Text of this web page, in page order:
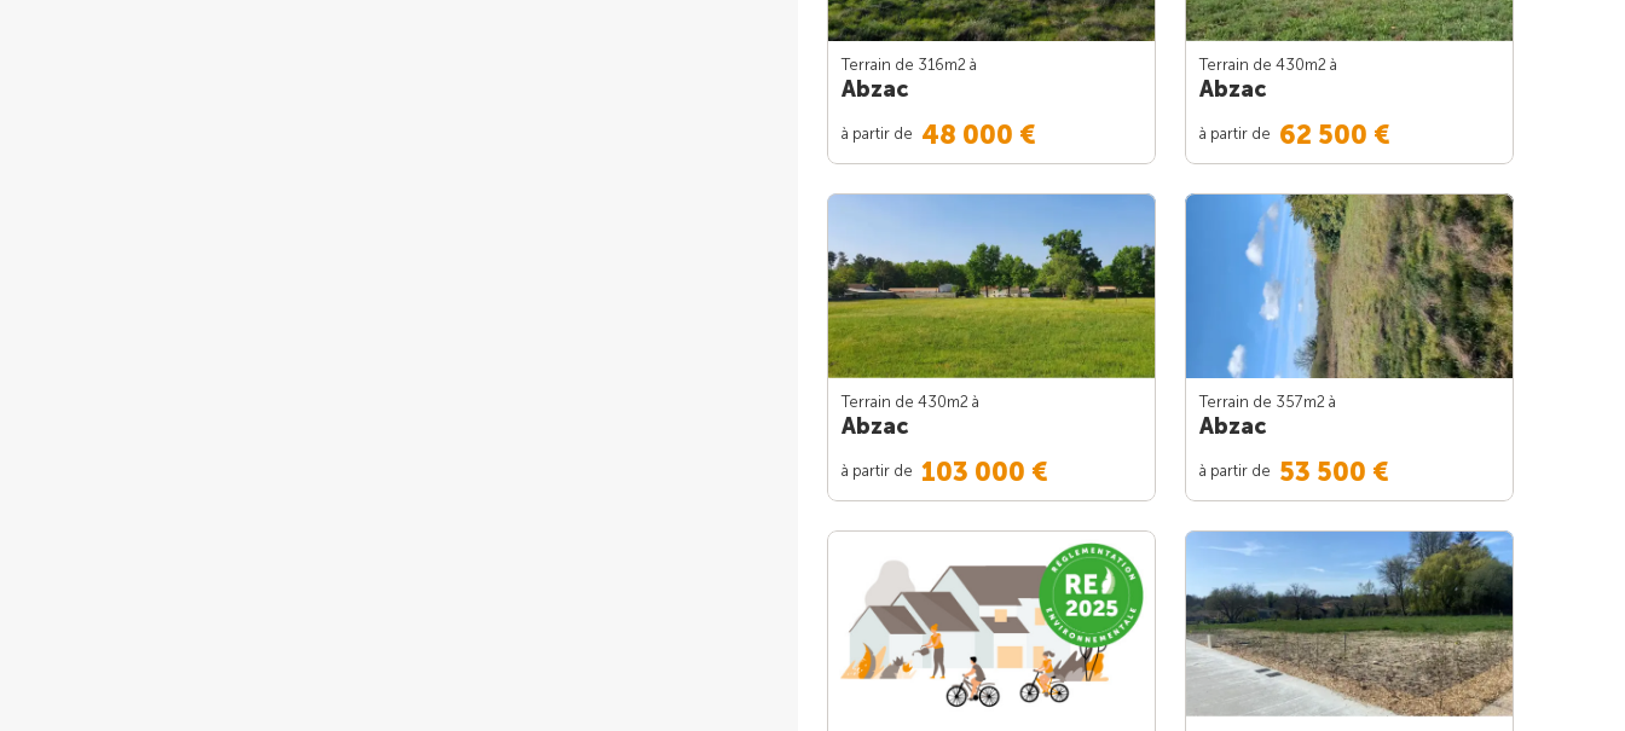
Terrain de 316m2 à
Abzac
à partir de 48 000 €
Terrain de 430m2 à
Abzac
à partir de 62 500 €
Terrain de 430m2 à
Abzac
à partir de 103 000 €
Terrain de 357m2 à
Abzac
à partir de 53 500 €